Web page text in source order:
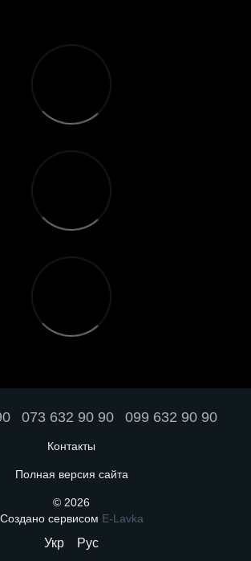
073 632 90 90 099 632 90 90
Контакты
Полная версия сайта
© 2026
Создано сервисом E-Lavka
Укр Рус